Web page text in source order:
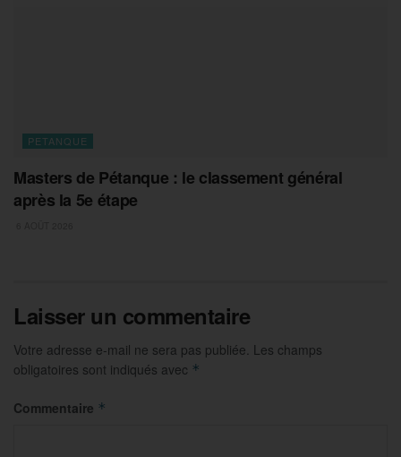
PETANQUE
Masters de Pétanque : le classement général
après la 5e étape
Laisser un commentaire
Votre adresse e-mail ne sera pas publiée. Les champs
obligatoires sont indiqués avec *
Commentaire *